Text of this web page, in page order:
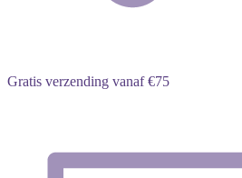
Gratis verzending vanaf €75